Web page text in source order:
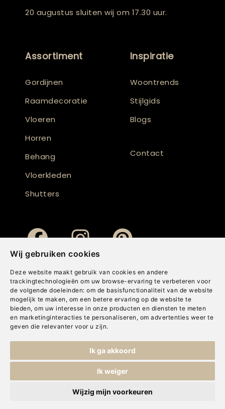
Wij gebruiken cookies
Deze website maakt gebruik van cookies en andere
trackingtechnologieën om uw browse-ervaring te verbeteren voor
de volgende doeleinden: om de basisfunctionaliteit van de website
mogelijk te maken , om een betere ervaring op de website te
bieden, om uw interesse in onze producten en diensten te meten
en marketinginteracties te personaliseren , om advertenties weer te
geven die relevanter voor u zijn.
Ik ga akkoord
Ik weiger
Wijzig mijn voorkeuren
20 augustus sluiten wij om 17.30 uur.
Assortiment
Gordijnen
Raamdecoratie
Vloeren
Horren
Behang
Vloerkleden
Shutters
Inspiratie
Woontrends
Stijlgids
Blogs
Contact
Cookies